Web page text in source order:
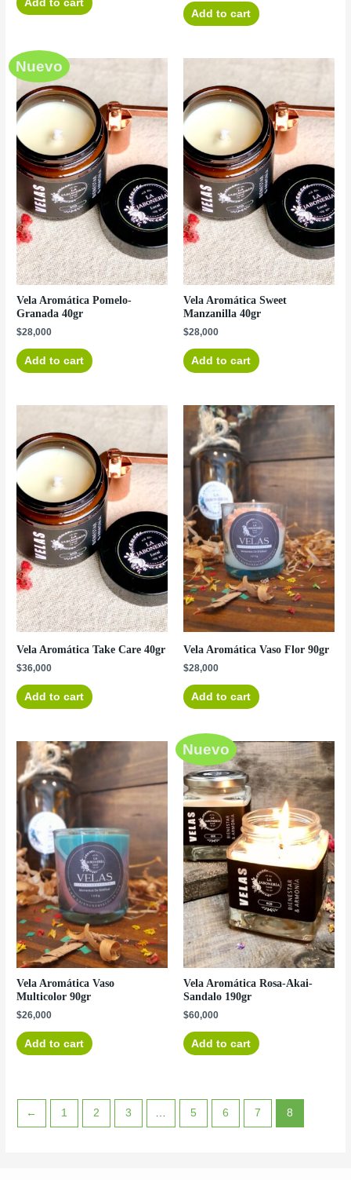
Add to cart
Add to cart
Nuevo
Vela Aromática Pomelo-
Granada 40gr
$28,000
Add to cart
Vela Aromática Sweet
Manzanilla 40gr
$28,000
Add to cart
Vela Aromática Take Care 40gr
$36,000
Add to cart
Vela Aromática Vaso Flor 90gr
$28,000
Add to cart
Vela Aromática Vaso
Multicolor 90gr
$26,000
Add to cart
Nuevo
Vela Aromática Rosa-Akai-
Sandalo 190gr
$60,000
Add to cart
← 1 2 3 … 5 6 7 8